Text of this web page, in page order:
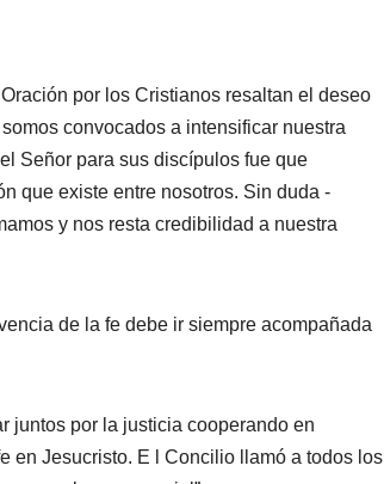
por los Cristianos resaltan el deseo
convocados a intensificar nuestra
Señor para sus discípulos fue que
que existe entre nosotros. Sin duda -
y nos resta credibilidad a nuestra
de la fe debe ir siempre acompañada
juntos por la justicia cooperando en
en Jesucristo. E l Concilio llamó a todos los